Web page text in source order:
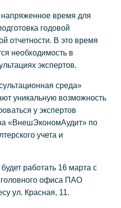
время для
годовой
отчетности. В это время
необходимость в
экспертов.
среда»
уникальную возможность
у экспертов
«ВнешЭкономАудит» по
учета и
работать 16 марта с
головного офиса ПАО
ул. Красная, 11.